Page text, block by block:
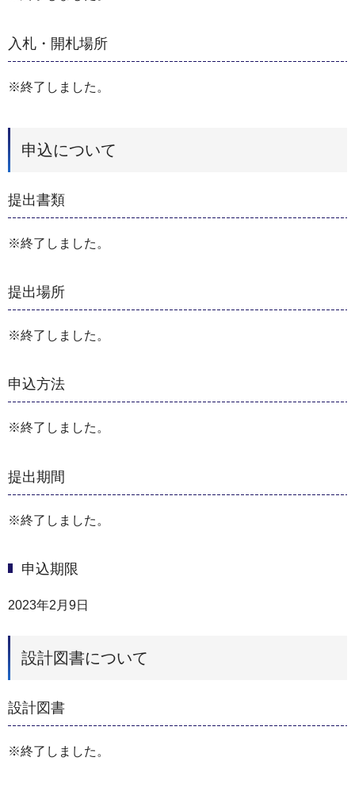
入札・開札場所
※終了しました。
申込について
提出書類
※終了しました。
提出場所
※終了しました。
申込方法
※終了しました。
提出期間
※終了しました。
申込期限
2023年2月9日
設計図書について
設計図書
※終了しました。